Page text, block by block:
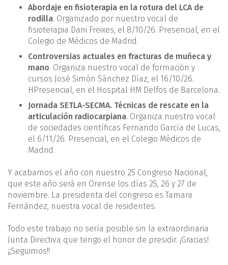
Abordaje en fisioterapia en la rotura del LCA de
rodilla. Organizado por nuestro vocal de
fisioterapia Dani Freixes, el 8/10/26. Presencial, en el
Colegio de Médicos de Madrid.
Controversias actuales en fracturas de muñeca y
mano. Organiza nuestro vocal de formación y
cursos José Simón Sánchez Díaz, el 16/10/26.
HPresencial, en el Hospital HM Delfos de Barcelona.
Jornada SETLA-SECMA. Técnicas de rescate en la
articulación radiocarpiana. Organiza nuestro vocal
de sociedades científicas Fernando García de Lucas,
el 6/11/26. Presencial, en el Colegio Médicos de
Madrid.
Y acabamos el año con nuestro 25 Congreso Nacional,
que este año será en Orense los días 25, 26 y 27 de
noviembre. La presidenta del congreso es Tamara
Fernández, nuestra vocal de residentes.
Todo este trabajo no sería posible sin la extraordinaria
Junta Directiva que tengo el honor de presidir. ¡Gracias!
¡¡Seguimos!!